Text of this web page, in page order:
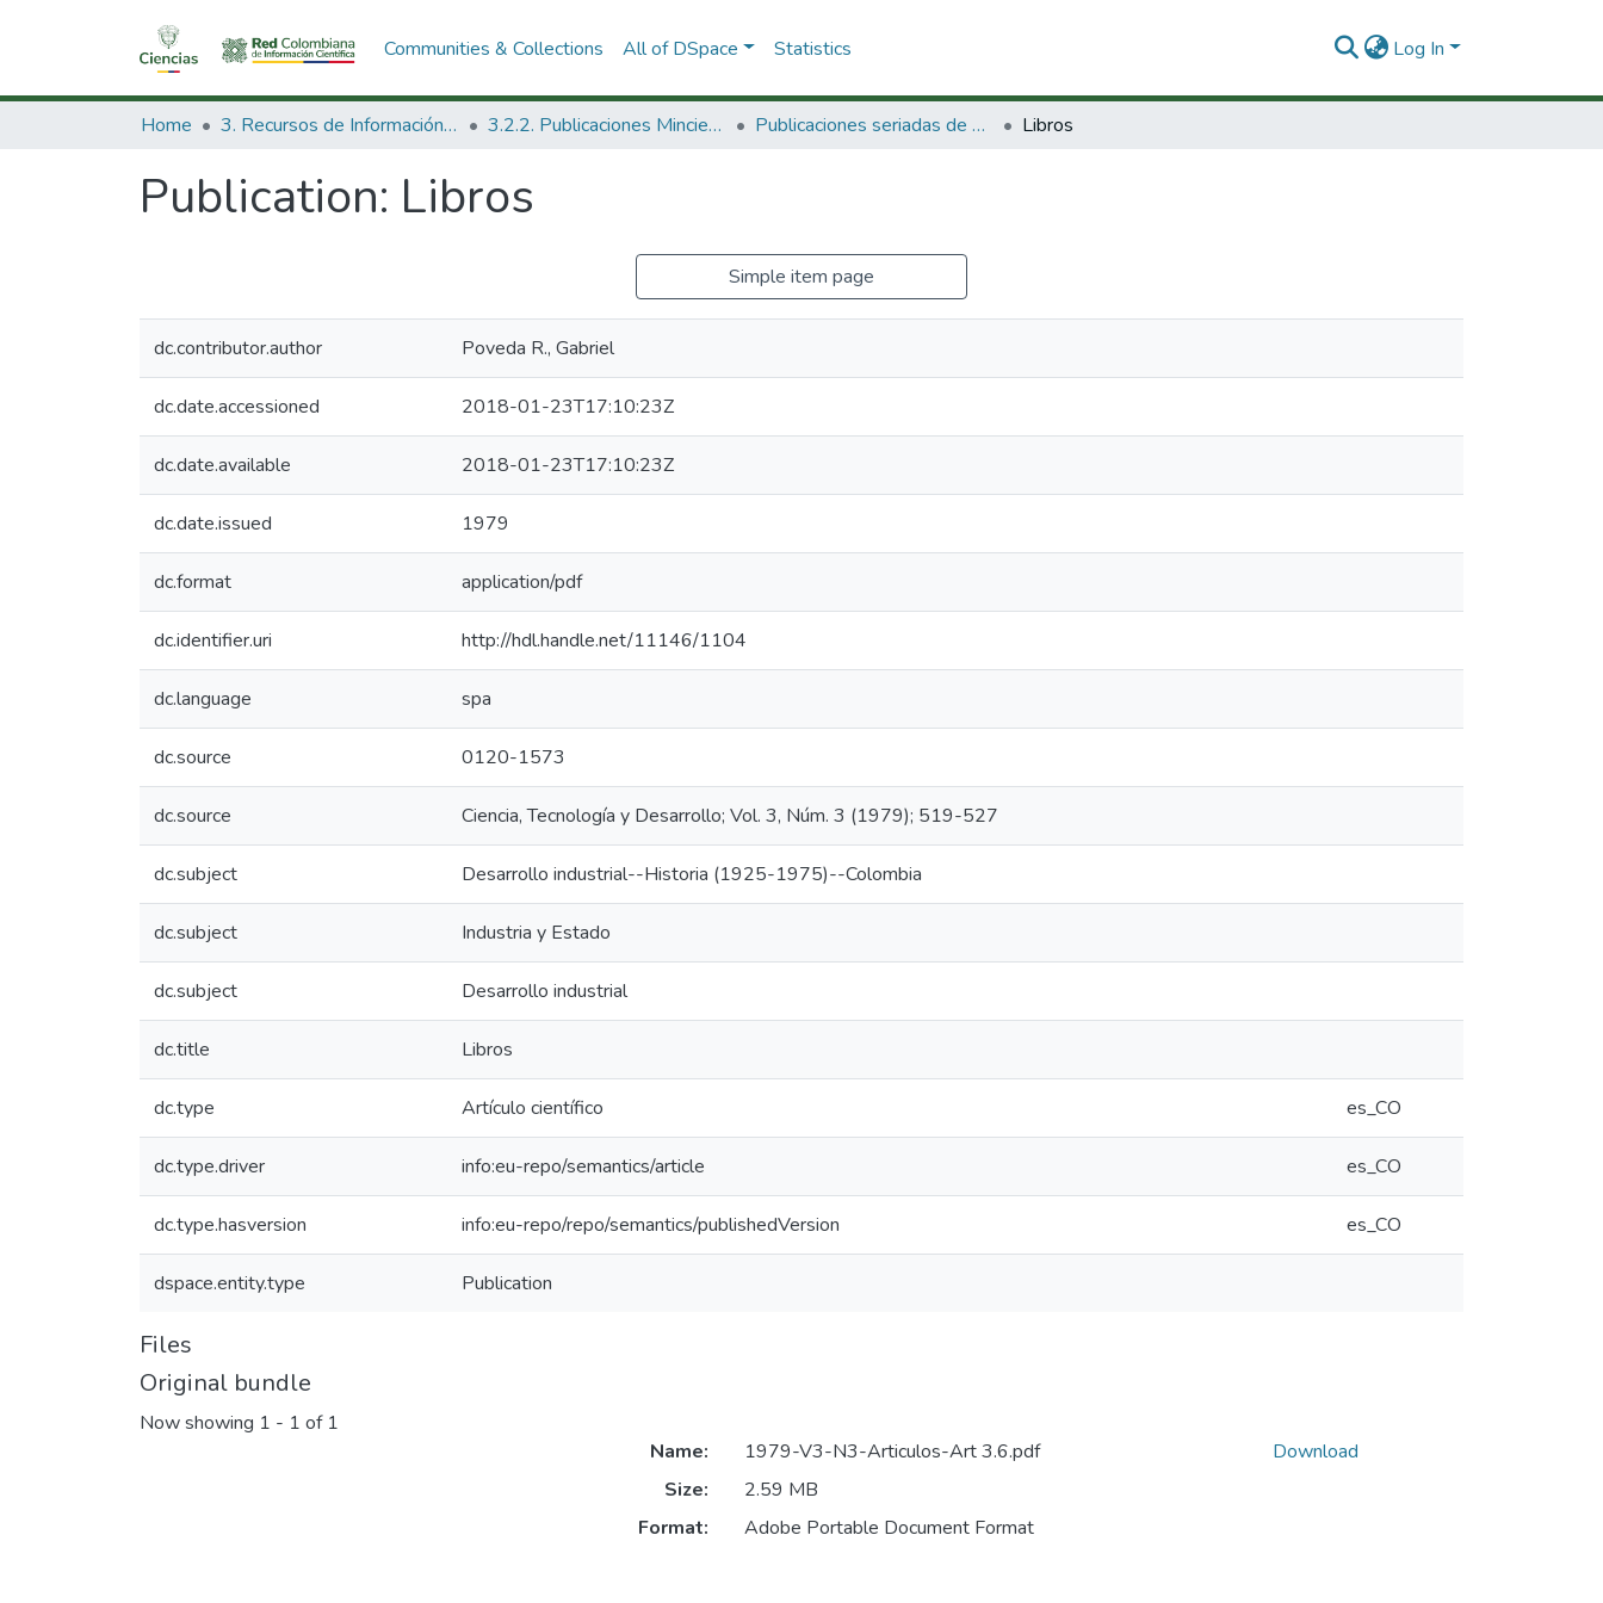
Communities & Collections All of DSpace Statistics Log In
Home 3. Recursos de Información Científica y Tecnológica 3.2.2. Publicaciones Minciencias Publicaciones seriadas de Minciencias Libros
Publication: Libros
Simple item page
dc.contributor.author Poveda R., Gabriel
dc.date.accessioned 2018-01-23T17:10:23Z
dc.date.available 2018-01-23T17:10:23Z
dc.date.issued 1979
dc.format application/pdf
dc.identifier.uri http://hdl.handle.net/11146/1104
dc.language spa
dc.source 0120-1573
dc.source Ciencia, Tecnología y Desarrollo; Vol. 3, Núm. 3 (1979); 519-527
dc.subject Desarrollo industrial--Historia (1925-1975)--Colombia
dc.subject Industria y Estado
dc.subject Desarrollo industrial
dc.title Libros
dc.type Artículo científico es_CO
dc.type.driver info:eu-repo/semantics/article es_CO
dc.type.hasversion info:eu-repo/repo/semantics/publishedVersion es_CO
dspace.entity.type Publication
Files
Original bundle
Now showing 1 - 1 of 1
Name:
1979-V3-N3-Articulos-Art 3.6.pdf
Size:
2.59 MB
Format:
Adobe Portable Document Format
Download